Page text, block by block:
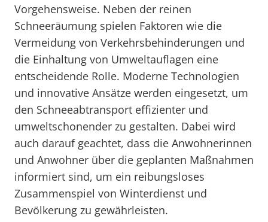
Vorgehensweise. Neben der reinen
Schneeräumung spielen Faktoren wie die
Vermeidung von Verkehrsbehinderungen und
die Einhaltung von Umweltauflagen eine
entscheidende Rolle. Moderne Technologien
und innovative Ansätze werden eingesetzt, um
den Schneeabtransport effizienter und
umweltschonender zu gestalten. Dabei wird
auch darauf geachtet, dass die Anwohnerinnen
und Anwohner über die geplanten Maßnahmen
informiert sind, um ein reibungsloses
Zusammenspiel von Winterdienst und
Bevölkerung zu gewährleisten.